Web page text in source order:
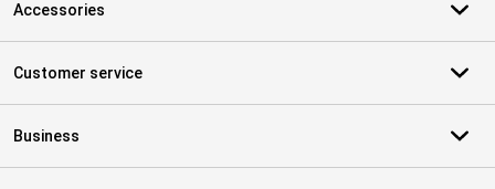
Accessories
Customer service
Business